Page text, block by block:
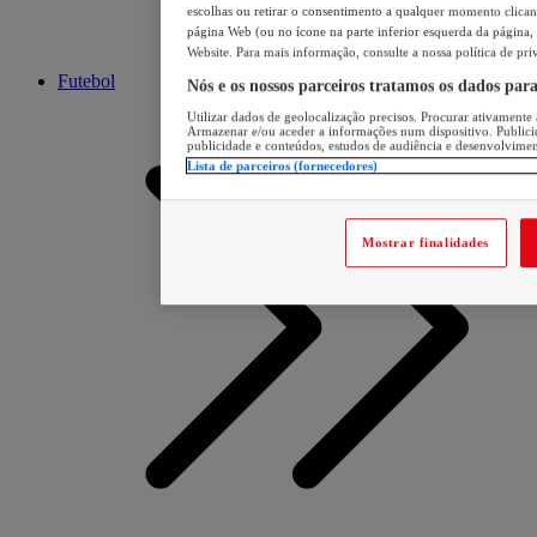
Futebol
escolhas ou retirar o consentimento a qualquer momento
página Web (ou no ícone na parte inferior esquerda da página,
Website. Para mais informação, consulte a nossa política de
Nós e os nossos parceiros tratamos os dados
Utilizar dados de geolocalização precisos. Procurar
Armazenar e/ou aceder a informações num dispositivo.
publicidade e conteúdos, estudos de audiência e
Lista de parceiros (fornecedores)
Mostrar finalidades